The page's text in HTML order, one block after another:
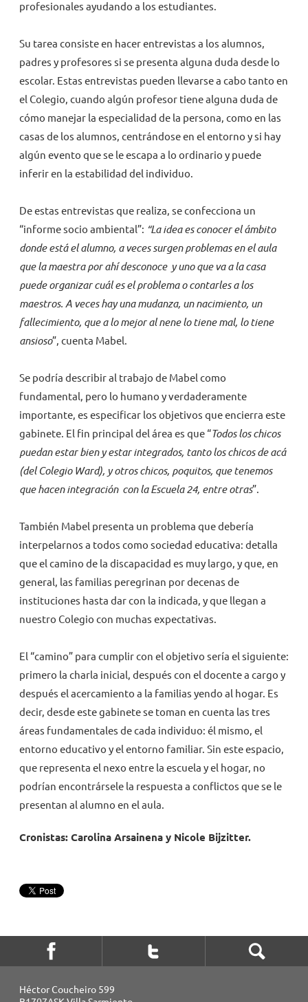
profesionales ayudando a los estudiantes.
Su tarea consiste en hacer entrevistas a los alumnos,
padres y profesores si se presenta alguna duda desde lo
escolar. Estas entrevistas pueden llevarse a cabo tanto en
el Colegio, cuando algún profesor tiene alguna duda de
cómo manejar la especialidad de la persona, como en las
casas de los alumnos, centrándose en el entorno y si hay
algún evento que se le escapa a lo ordinario y puede
inferir en la estabilidad del individuo.
De estas entrevistas que realiza, se confecciona un
“informe socio ambiental”: “La idea es conocer el ámbito
donde está el alumno, a veces surgen problemas en el aula
que la maestra por ahí desconoce y uno que va a la casa
puede organizar cuál es el problema o contarles a los
maestros. A veces hay una mudanza, un nacimiento, un
fallecimiento, que a lo mejor al nene lo tiene mal, lo tiene
ansioso”, cuenta Mabel.
Se podría describir al trabajo de Mabel como
fundamental, pero lo humano y verdaderamente
importante, es especificar los objetivos que encierra este
gabinete. El fin principal del área es que “Todos los chicos
puedan estar bien y estar integrados, tanto los chicos de acá
(del Colegio Ward), y otros chicos, poquitos, que tenemos
que hacen integración con la Escuela 24, entre otras”.
También Mabel presenta un problema que debería
interpelarnos a todos como sociedad educativa: detalla
que el camino de la discapacidad es muy largo, y que, en
general, las familias peregrinan por decenas de
instituciones hasta dar con la indicada, y que llegan a
nuestro Colegio con muchas expectativas.
El “camino” para cumplir con el objetivo sería el siguiente:
primero la charla inicial, después con el docente a cargo y
después el acercamiento a la familias yendo al hogar. Es
decir, desde este gabinete se toman en cuenta las tres
áreas fundamentales de cada individuo: él mismo, el
entorno educativo y el entorno familiar. Sin este espacio,
que representa el nexo entre la escuela y el hogar, no
podrían encontrársele la respuesta a conflictos que se le
presentan al alumno en el aula.
Cronistas: Carolina Arsainena y Nicole Bijzitter.
Héctor Coucheiro 599